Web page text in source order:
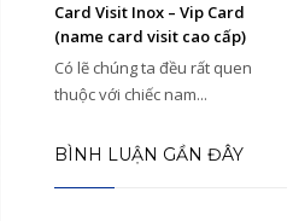
Card Visit Inox – Vip Card
(name card visit cao cấp)
Có lẽ chúng ta đều rất quen
thuộc với chiếc nam...
BÌNH LUẬN GẦN ĐÂY